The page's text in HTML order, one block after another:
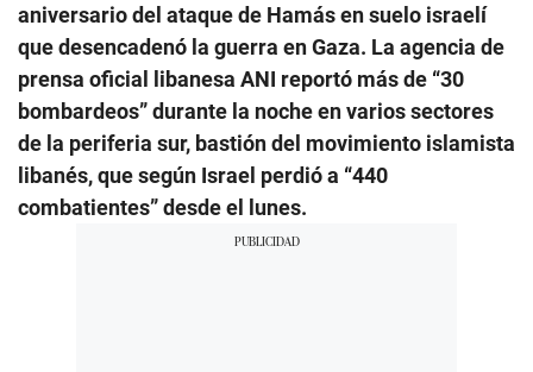
aniversario del ataque de Hamás en suelo israelí
que desencadenó la guerra en Gaza. La agencia de
prensa oficial libanesa ANI reportó más de “30
bombardeos” durante la noche en varios sectores
de la periferia sur, bastión del movimiento islamista
libanés, que según Israel perdió a “440
combatientes” desde el lunes.